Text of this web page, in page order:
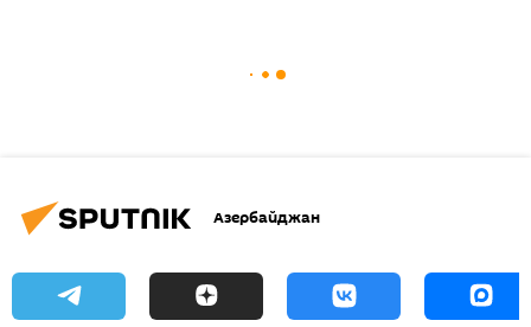
Азербайджан